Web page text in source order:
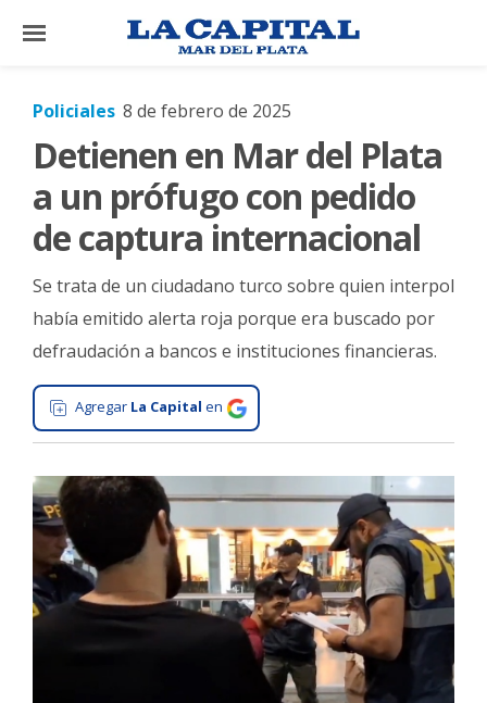
×
El
El
Mundo
La
Zona
Cultura
Tecnología
Gastronomía
Salud
Interés
General
La
Ciudad
Policiales 8 de febrero de 2025
Detienen en Mar del Plata
a un prófugo con pedido
de captura internacional
Se trata de un ciudadano turco sobre quien interpol
había emitido alerta roja porque era buscado por
defraudación a bancos e instituciones financieras.
Agregar La Capital en